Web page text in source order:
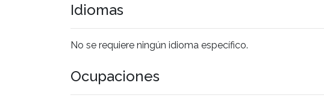
Idiomas
No se requiere ningún idioma específico.
Ocupaciones